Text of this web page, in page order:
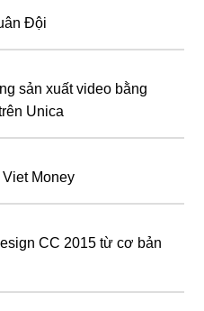
Đội
sản xuất video bằng
Unica
Money
CC 2015 từ cơ bản